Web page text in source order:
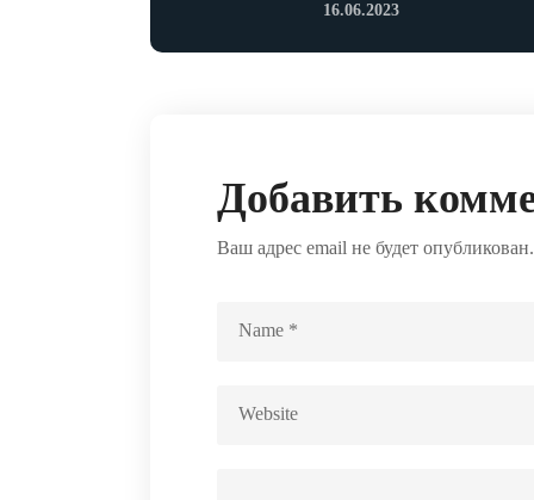
16.06.2023
Добавить
Ваш адрес email не будет опубликован.